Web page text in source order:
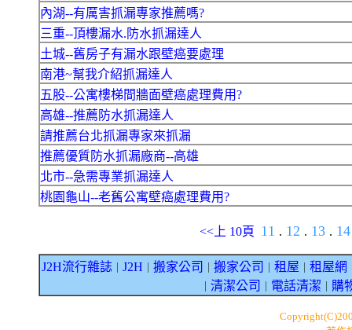
內湖--有厲害抓漏專家推薦嗎?
三重--頂樓漏水.防水抓漏達人
土城--舊房子有漏水跟壁癌要處理
南港~幫我介紹抓漏達人
五股--公寓樓梯間牆面壁癌處理費用?
高雄--推薦防水抓漏達人
請推薦台北抓漏專家來抓漏
推薦優質防水抓漏廠商--高雄
北市--急需專業抓漏達人
桃園龜山--老舊公寓壁癌處理費用?
<<上 10頁 11 . 12 . 13 .
J2H流行雜誌 J2H 搬家公司 搬家公司 租屋 租屋網
清潔公司 電話清潔 購